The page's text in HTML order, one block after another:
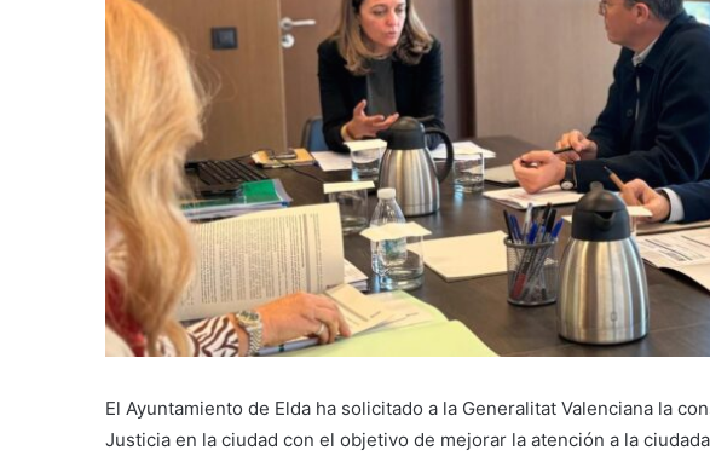
El Ayuntamiento de Elda ha solicitado a la Generalitat Valenciana la
Justicia en la ciudad con el objetivo de mejorar la atención a la